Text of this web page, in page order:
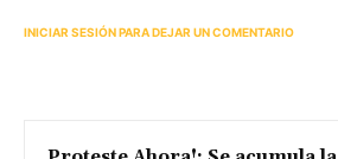
INICIAR SESIÓN PARA DEJAR UN COMENTARIO